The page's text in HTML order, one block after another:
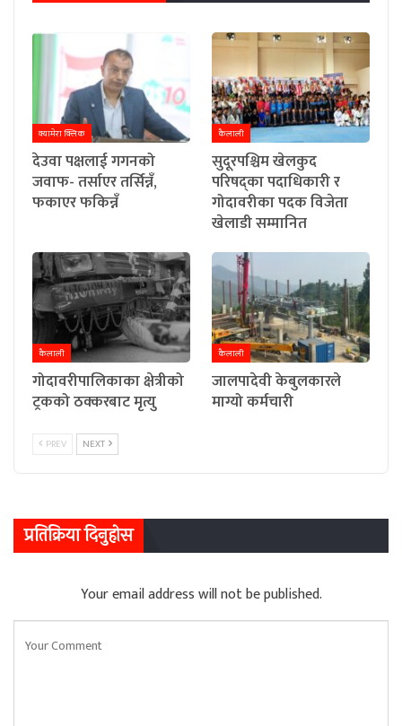
क्यामेरा क्लिक
देउवा पक्षलाई गगनको
जवाफ- तर्साएर तर्सिन्नँ,
फकाएर फकिन्नँ
कैलाली
सुदूरपश्चिम खेलकुद
परिषद्का पदाधिकारी र
गोदावरीका पदक विजेता
खेलाडी सम्मानित
कैलाली
गोदावरीपालिकाका क्षेत्रीको
ट्रकको ठक्करबाट मृत्यु
कैलाली
जालपादेवी केबुलकारले
माग्यो कर्मचारी
PREV NEXT
प्रतिक्रिया दिनुहोस
Your email address will not be published.